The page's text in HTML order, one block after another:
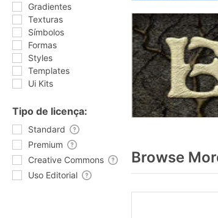
Gradientes
Texturas
Símbolos
Formas
Styles
Templates
Ui Kits
Tipo de licença:
Standard
Premium
Creative Commons
Uso Editorial
Browse